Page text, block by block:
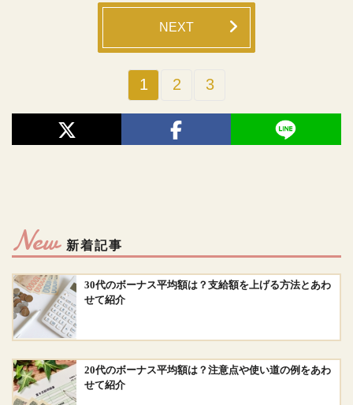
NEXT
1 2 3
New 新着記事
30代のボーナス平均額は？支給額を上げる方法とあわ
せて紹介
20代のボーナス平均額は？注意点や使い道の例をあわ
せて紹介